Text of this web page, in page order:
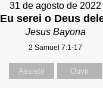
31 de agosto de 2022
Eu serei o Deus
Jesus Bayona
2 Samuel 7:1-17
Assistir Ouvir